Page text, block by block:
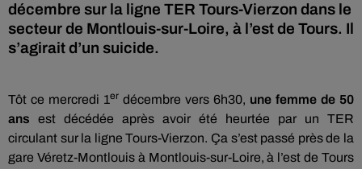
décembre sur la ligne TER Tours-Vierzon dans le
secteur de Montlouis-sur-Loire, à l’est de Tours. Il
s’agirait d’un suicide.
Tôt ce mercredi 1er décembre vers 6h30, une femme de 50
ans est décédée après avoir été heurtée par un TER
circulant sur la ligne Tours-Vierzon. Ça s’est passé près de la
gare Véretz-Montlouis à Montlouis-sur-Loire, à l’est de Tours